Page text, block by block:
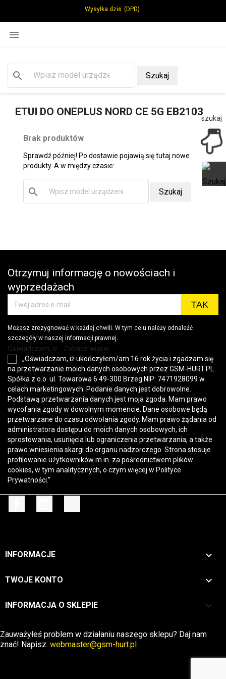
Wysyłka dziś: (DPD)

search Szukaj
ETUI DO ONEPLUS NORD CE 5G EB2103
Brak produktów
Sprawdź później! Po dostawie pojawią się tutaj nowe
produkty. A w między czasie:
search Szukaj
Otrzymuj informację o nowościach i
wyprzedażach
Możesz zrezygnować w każdej chwili. W tym celu należy odnaleźć
szczegóły w naszej informacji prawnej.
Oświadczam, iż... Zobacz więcej
„Oświadczam, iż ukończyłem/am 16 rok życia i zgadzam się
na przetwarzanie moich danych osobowych przez GSM-HURT.PL
Spółka z o.o. ul. Towarowa 6 49-300 Brzeg NIP: 7471928099 w
celach marketingowych. Podanie danych jest dobrowolne.
Podstawą przetwarzania danych jest moja zgoda. Mam prawo
wycofania zgody w dowolnym momencie. Dane osobowe będą
przetwarzane do czasu odwołania zgody. Mam prawo żądania od
administratora dostępu do moich danych osobowych, ich
sprostowania, usunięcia lub ograniczenia przetwarzania, a także
prawo wniesienia skargi do organu nadzorczego. Strona stosuje
profilowanie użytkowników m.in. za pośrednictwem plików
cookies, w tym analitycznych, o czym więcej w Polityce
Prywatności.”
INFORMACJE 
TWOJE KONTO 
INFORMACJA O SKLEPIE keyboard_arrow_down
Zauważyłeś problem w działaniu naszego sklepu? Daj nam
znać! Napisz: webmaster@gsm-hurt.pl
szukaj